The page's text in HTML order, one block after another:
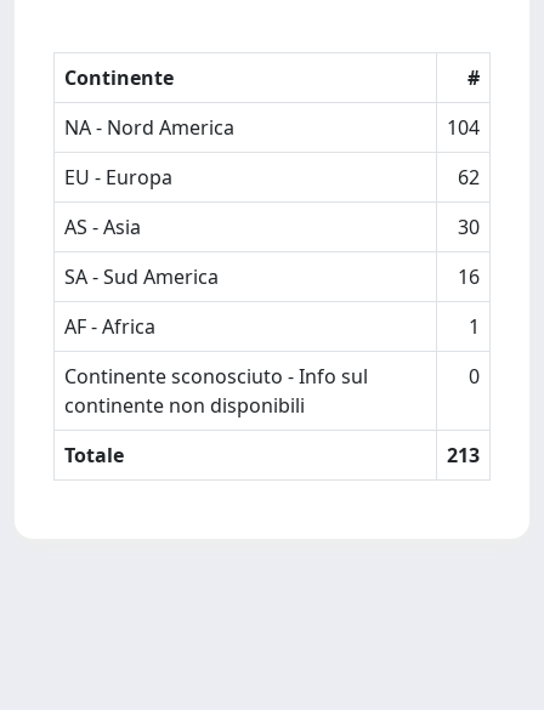
Continente
#
NA - Nord America
104
EU - Europa
62
AS - Asia
30
SA - Sud America
16
AF - Africa
1
Continente sconosciuto - Info sul
continente non disponibili
0
Totale 213